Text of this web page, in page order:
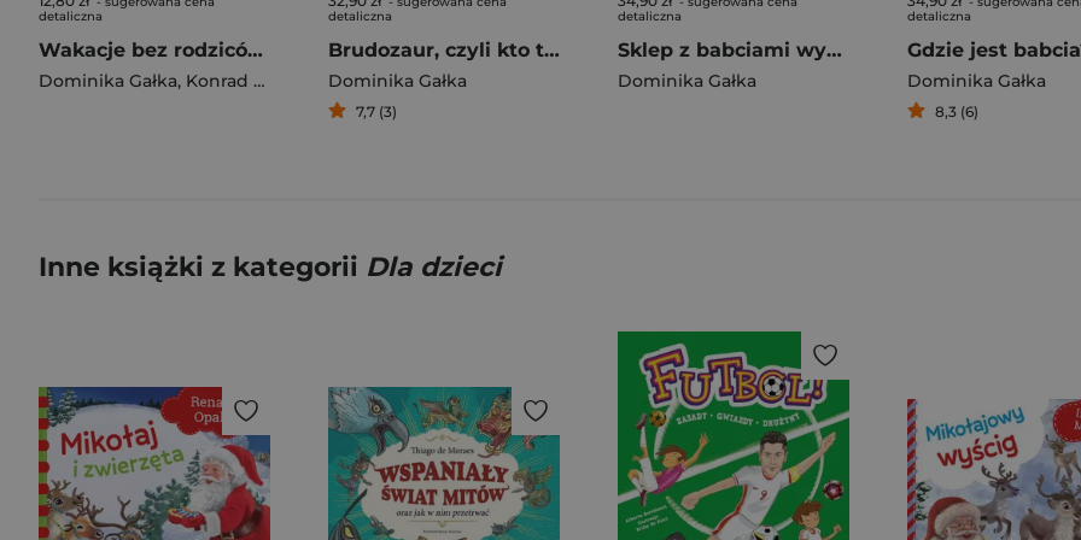
detaliczna
Wakacje bez rodziców. Przygody Fenka wyd. 2026
Dominika Gałka, Konrad Sobik
detaliczna
Brudozaur, czyli kto tu broi?
Dominika Gałka
7,7 (3)
detaliczna
Sklep z babciami wyd. 2026
Dominika Gałka
detaliczna
Gdzie jest
Dominika Gałka
8,3 (6)
Inne książki z kategorii Dla dzieci